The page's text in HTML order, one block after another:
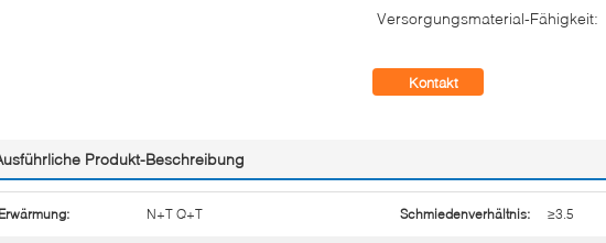
Versorgungsmaterial-Fähigkeit:
Kontakt
Produkt-Beschreibung
N+T Q+T Schmiedenverhältnis: ≥3.5